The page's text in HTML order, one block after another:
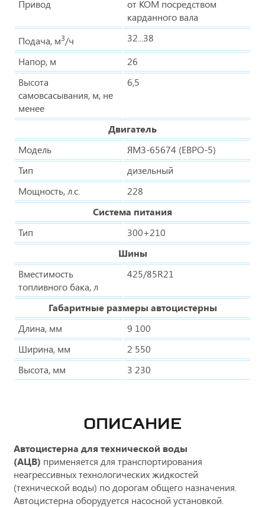
Привод
от КОМ посредством
карданного вала
Подача, м3/ч
32...38
Напор, м
26
Высота
самовсасывания, м, не
менее
6,5
Двигатель
Модель
ЯМЗ-65674 (ЕВРО-5)
Тип
дизельный
Мощность, л.с.
228
Система питания
Тип
300+210
Шины
Вместимость
топливного бака, л
425/85R21
Габаритные размеры автоцистерны
Длина, мм
9 100
Ширина, мм
2 550
Высота, мм
3 230
ОПИСАНИЕ
Автоцистерна для технической воды
(АЦВ) применяется для транспортирования
неагрессивных технологических жидкостей
(технической воды) по дорогам общего назначения.
Автоцистерна оборудуется насосной установкой.